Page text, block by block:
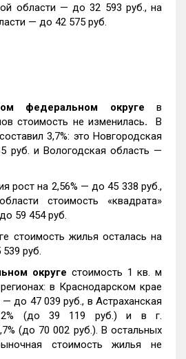
области — до 32 593 руб., на
— до 42 575 руб.
федеральном округе в
стоимость не изменилась.
В
3,7%: это Новгородская
руб. и Вологодская область —
рост на 2,56% — до 45 338 руб.,
стоимость «квадрата»
59 454 руб.
стоимость жилья осталась на
руб.
округе стоимость 1 кв. м
в Краснодарском крае
— до 47 039 руб., в Астраханская
(до 39 119 руб.) и в г.
(до 70 002 руб.). В остальных
стоимость жилья не